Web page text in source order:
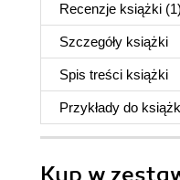
Recenzje książki (1)
Szczegóły książki
Spis treści książki
Przykłady do